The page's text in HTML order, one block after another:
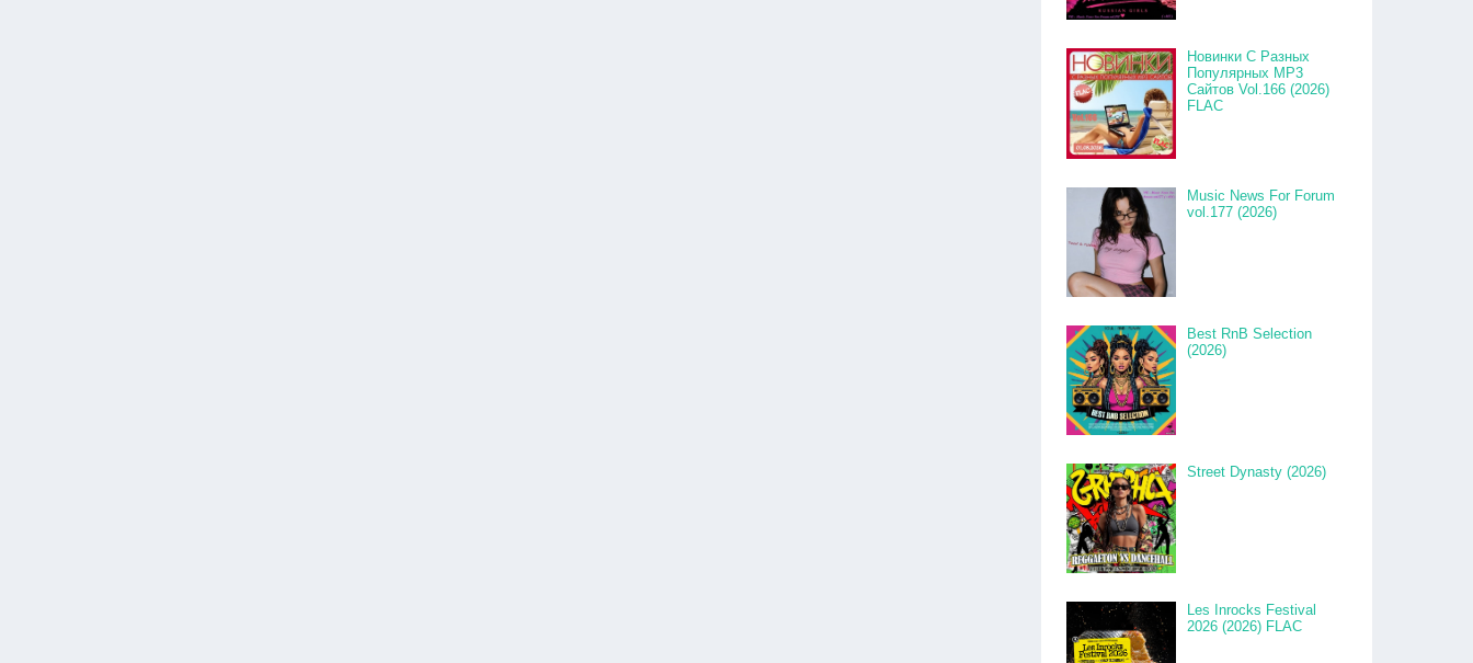
Новинки С Разных
Популярных MP3
Сайтов Vol.166 (2026)
FLAC
Music News For Forum
vol.177 (2026)
Best RnB Selection
(2026)
Street Dynasty (2026)
Les Inrocks Festival
2026 (2026) FLAC